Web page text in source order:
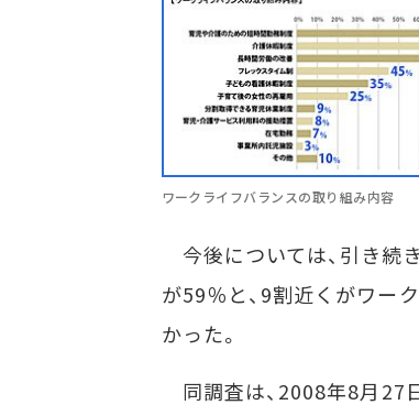
ワークライフバランスの取り組み内容
今後については、引き続
が59％と、9割近くがワー
かった。
同調査は、2008年8月27